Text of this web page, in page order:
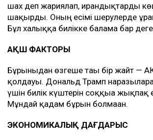
шах деп жариялап, ирандықтарды
шақырды. Оның есімі шерулерде
Бұл халыққа билікке балама бар
АҚШ ФАКТОРЫ
Бұрынғыдан өзгеше тағы бір жайт
қолдауы. Дональд Трамп
үшін билік күштерін соққыға жықпақ
Мұндай қадам бұрын болмаған.
ЭКОНОМИКАЛЫҚ ДАҒДАРЫС